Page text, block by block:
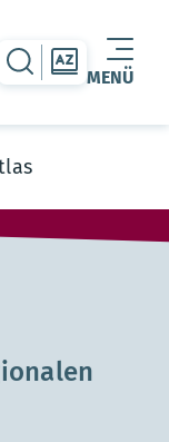
MENÜ
Warenkorb leer
zur Suche-Seite
zur